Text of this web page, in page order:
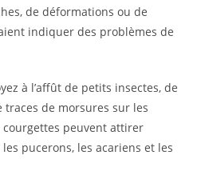
de déformations ou de
indiquer des problèmes de
à l’affût de petits insectes, de
traces de morsures sur les
peuvent attirer
pucerons, les acariens et les